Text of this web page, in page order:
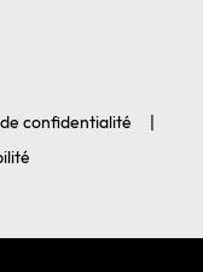
confidentialité